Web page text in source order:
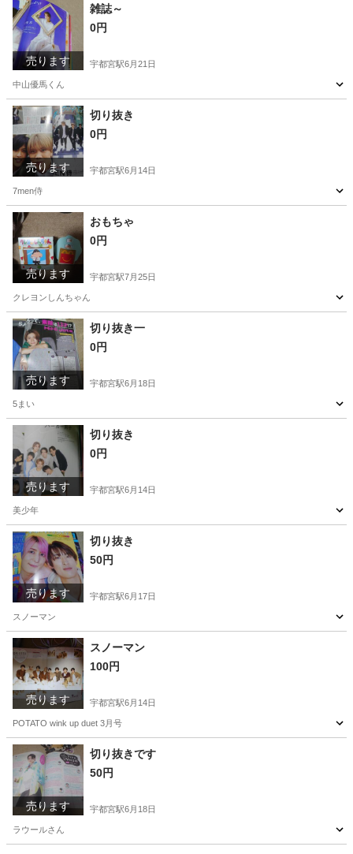
栃木 宇都宮駅
売ります
雑誌～
0円
宇都宮駅6月21日
中山優馬くん
栃木 宇都宮市 宇都宮駅
売ります
切り抜き
0円
宇都宮駅6月14日
7men侍
栃木 宇都宮市 宇都宮駅
売ります
おもちゃ
0円
宇都宮駅7月25日
クレヨンしんちゃん
栃木 宇都宮市 宇都宮駅
売ります
切り抜き一
0円
宇都宮駅6月18日
5まい
栃木 宇都宮市 宇都宮駅
売ります
切り抜き
0円
宇都宮駅6月14日
美少年
栃木 宇都宮市 宇都宮駅
売ります
切り抜き
50円
宇都宮駅6月17日
スノーマン
栃木 宇都宮市 宇都宮駅
売ります
スノーマン
100円
宇都宮駅6月14日
POTATO wink up duet 3月号
栃木 宇都宮市 宇都宮駅
売ります
切り抜きです
50円
宇都宮駅6月18日
ラウールさん